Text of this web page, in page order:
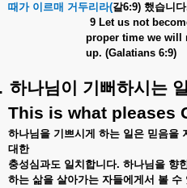
때가 이르매 거두리라(갈6:9) 했습니다
9 Let us not
proper time we will
up. (Galatians 6:9)
하나님이 기뻐하시는
This is what pleases
하나님을 기쁘시게 하는 일은 믿음을
대한
충성심과도 일치합니다. 하나님을 향
하는 삶을 살아가는 자들에게서 볼 수